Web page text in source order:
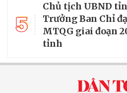
5
Chủ tịch UBND
Trưởng Ban Chỉ
MTQG giai đoạn
tỉnh